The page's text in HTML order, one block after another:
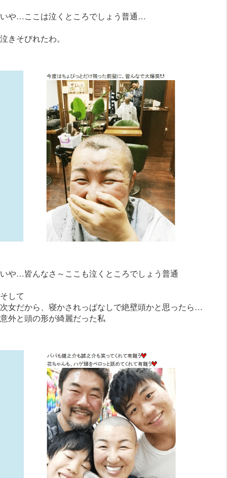
いや…ここは泣くところでしょう普通…
泣きそびれたわ。
いや…皆んなさ～ここも泣くところでしょう普通
そして
次女だから、寝かされっぱなしで絶壁頭かと思ったら…
意外と頭の形が綺麗だった私